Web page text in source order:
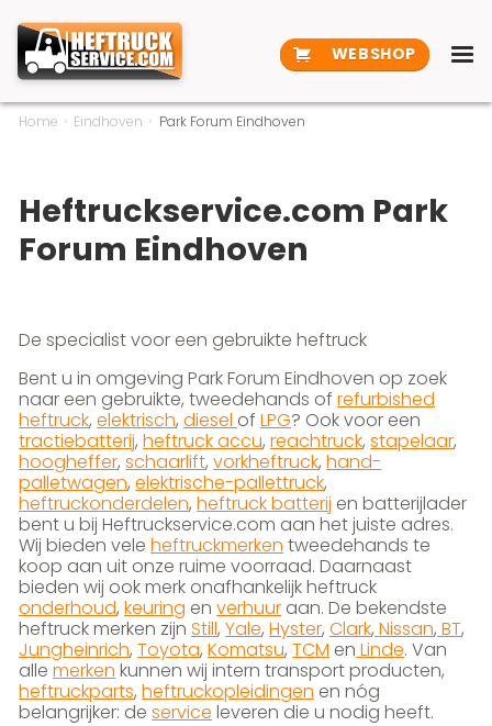
WEBSHOP
Home Eindhoven Park Forum Eindhoven
Heftruckservice.com Park
Forum Eindhoven
De specialist voor een gebruikte heftruck
Bent u in omgeving Park Forum Eindhoven op zoek
naar een gebruikte, tweedehands ofrefurbished
heftruck,elektrisch,diesel ofLPG? Ook voor een
tractiebatterij,heftruck accu,reachtruck,stapelaar,
hoogheffer,schaarlift,vorkheftruck,hand-
palletwagen,elektrische-pallettruck,
heftruckonderdelen,heftruck batterij en batterijlader
bent u bij Heftruckservice.com aan het juiste adres.
Wij bieden veleheftruckmerken tweedehands te
koop aan uit onze ruime voorraad. Daarnaast
bieden wij ook merk onafhankelijk heftruck
onderhoud,keuring enverhuur aan. De bekendste
heftruck merken zijnStill,Yale,Hyster,Clark, Nissan, BT,
Jungheinrich,Toyota,Komatsu,TCM en Linde. Van
allemerken kunnen wij intern transport producten,
heftruckparts,heftruckopleidingen en nóg
belangrijker: deservice leveren die u nodig heeft.